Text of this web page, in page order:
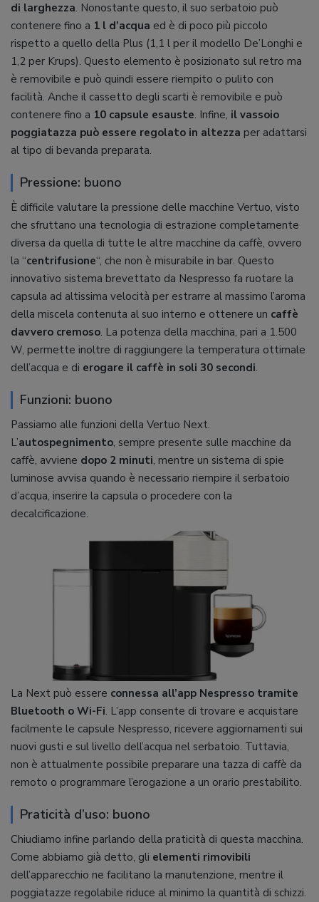
di larghezza. Nonostante questo, il suo serbatoio può
contenere fino a 1 l d’acqua ed è di poco più piccolo
rispetto a quello della Plus (1,1 l per il modello De’Longhi e
1,2 per Krups). Questo elemento è posizionato sul retro ma
è removibile e può quindi essere riempito o pulito con
facilità. Anche il cassetto degli scarti è removibile e può
contenere fino a 10 capsule esauste. Infine, il vassoio
poggiatazza può essere regolato in altezza per adattarsi
al tipo di bevanda preparata.
Pressione: buono
È difficile valutare la pressione delle macchine Vertuo, visto
che sfruttano una tecnologia di estrazione completamente
diversa da quella di tutte le altre macchine da caffè, ovvero
la “centrifusione“, che non è misurabile in bar. Questo
innovativo sistema brevettato da Nespresso fa ruotare la
capsula ad altissima velocità per estrarre al massimo l’aroma
della miscela contenuta al suo interno e ottenere un caffè
davvero cremoso. La potenza della macchina, pari a 1.500
W, permette inoltre di raggiungere la temperatura ottimale
dell’acqua e di erogare il caffè in soli 30 secondi.
Funzioni: buono
Passiamo alle funzioni della Vertuo Next.
L’autospegnimento, sempre presente sulle macchine da
caffè, avviene dopo 2 minuti, mentre un sistema di spie
luminose avvisa quando è necessario riempire il serbatoio
d’acqua, inserire la capsula o procedere con la
decalcificazione.
La Next può essere connessa all’app Nespresso tramite
Bluetooth o Wi-Fi. L’app consente di trovare e acquistare
facilmente le capsule Nespresso, ricevere aggiornamenti sui
nuovi gusti e sul livello dell’acqua nel serbatoio. Tuttavia,
non è attualmente possibile preparare una tazza di caffè da
remoto o programmare l’erogazione a un orario prestabilito.
Praticità d’uso: buono
Chiudiamo infine parlando della praticità di questa macchina.
Come abbiamo già detto, gli elementi rimovibili
dell’apparecchio ne facilitano la manutenzione, mentre il
poggiatazze regolabile riduce al minimo la quantità di schizzi.